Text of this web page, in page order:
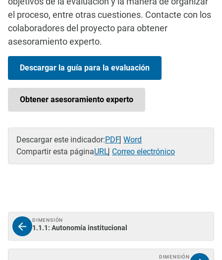
el proceso, entre otras cuestiones. Contacte con los
colaboradores del proyecto para obtener
asesoramiento experto.
Descargar la guía para la evaluación
Obtener asesoramiento experto
Descargar este indicador:PDF Word
Compartir esta páginaURL Correo electrónico
DIMENSIÓN
1.1.1: Autonomía institucional
DIMENSIÓN